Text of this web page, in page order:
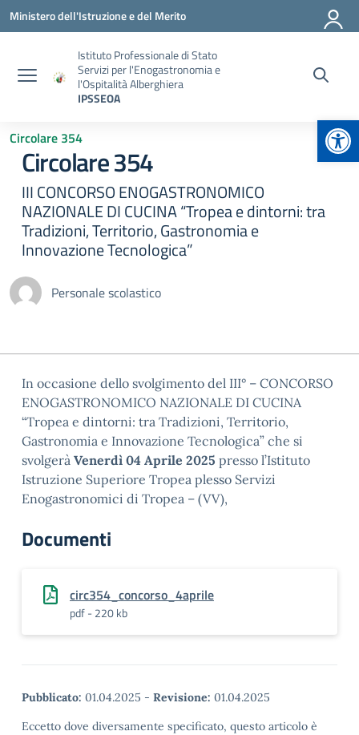
Vai ai contenuti
Vai al menu di navigazione
Vai al footer
Ministero dell'Istruzione e del Merito
Istituto Professionale di Stato
Servizi per l'Enogastronomia e
l'Ospitalità Alberghiera
IPSSEOA
Circolare 354
Circolare 354
III CONCORSO ENOGASTRONOMICO
NAZIONALE DI CUCINA “Tropea e dintorni: tra
Tradizioni, Territorio, Gastronomia e
Innovazione Tecnologica”
Personale scolastico
In occasione dello svolgimento del III° – CONCORSO
ENOGASTRONOMICO NAZIONALE DI CUCINA
“Tropea e dintorni: tra Tradizioni, Territorio,
Gastronomia e Innovazione Tecnologica” che si
svolgerà Venerdì 04 Aprile 2025 presso l’Istituto
Istruzione Superiore Tropea plesso Servizi
Enogastronomici di Tropea – (VV),
Documenti
circ354_concorso_4aprile
pdf - 220 kb
Pubblicato: 01.04.2025 - Revisione: 01.04.2025
Eccetto dove diversamente specificato, questo articolo è